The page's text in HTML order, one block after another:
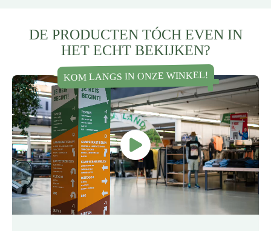
DE PRODUCTEN TÓCH EVEN IN
HET ECHT BEKIJKEN?
KOM LANGS IN ONZE WINKEL!